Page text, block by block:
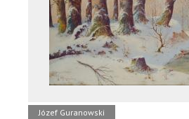
Józef Guranowski